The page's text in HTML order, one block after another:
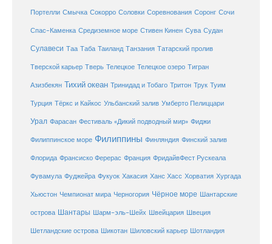
Портелли Смычка Сокорро Соловки Соревнования Соронг Сочи
Спас-Каменка Средиземное море Стивен Кинен Сува Судан
Сулавеси Таа Таба Таиланд Танзания Татарский пролив
Тверской карьер Тверь Телецкое Телецкое озеро Тигран
Азизбекян Тихий океан Тринидад и Тобаго Тритон Трук Туим
Турция Тёркс и Кайкос Ульбанский залив Умберто Пелиццари
Урал Фарасан Фестиваль «Дикий подводный мир» Фиджи
Филиппинское море Филиппины Финляндия Финский залив
Флорида Франсиско Ферерас Франция ФридайвФест Рускеала
Фувамула Фуджейра Фукуок Хакасия Ханс Хасс Хорватия Хургада
Хьюстон Чемпионат мира Черногория Чёрное море Шантарские
острова Шантары Шарм-эль-Шейх Швейцария Швеция
Шетландские острова Шикотан Шиловский карьер Шотландия